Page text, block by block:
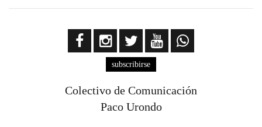
subscribirse
Colectivo de Comunicación
Paco Urondo